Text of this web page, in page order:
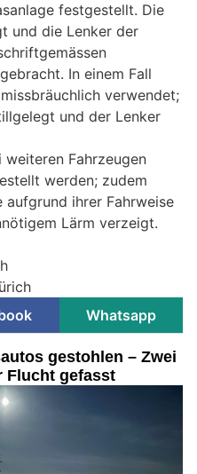
festgestellt. Die
und die Lenker der
In einem Fall
verwendet;
und der Lenker
Fahrzeugen
werden; zudem
ihrer Fahrweise
Lärm verzeigt.
Whatsapp
gestohlen – Zwei
Flucht gefasst